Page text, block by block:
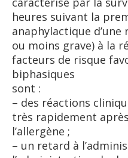
heures suivant la
anaphylactique
ou moins grave) à la
facteurs de risque
biphasiques
sont :
– des réactions
très rapidement
l’allergène ;
– un retard à